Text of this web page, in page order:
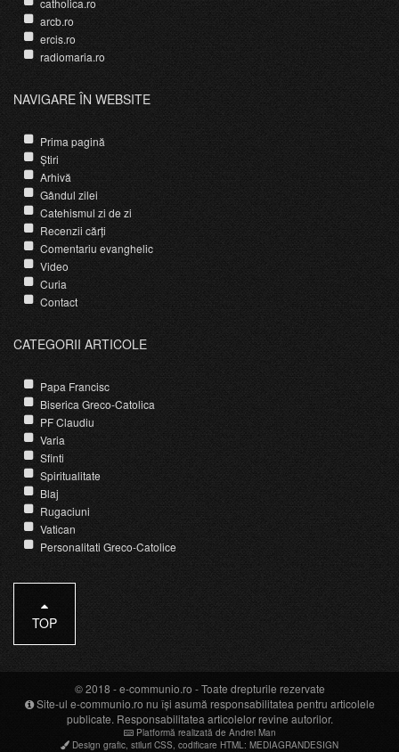
arcb.ro
ercis.ro
radiomaria.ro
NAVIGARE ÎN WEBSITE
Prima pagină
Știri
Arhivă
Gândul zilei
Catehismul zi de zi
Recenzii cărți
Comentariu evanghelic
Video
Curia
Contact
CATEGORII ARTICOLE
Papa Francisc
Biserica Greco-Catolica
PF Claudiu
Varia
Sfinti
Spiritualitate
Blaj
Rugaciuni
Vatican
Personalitati Greco-Catolice
TOP
© 2018 -e-communio.ro - Toate drepturile rezervate
Site-ul e-communio.ro nu își asumă responsabilitatea pentru articolele
publicate. Responsabilitatea articolelor revine autorilor.
Platformă realizată de Andrei Man
Design grafic stiluri CSS codificare HTML : MEDIAGRANDESIGN